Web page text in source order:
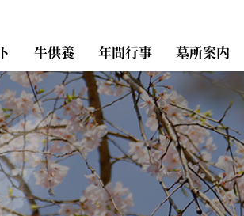
牛供養 年間行事 墓所案内